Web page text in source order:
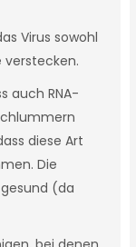
Virus sowohl
verstecken.
auch RNA-
diese Art
Die
(da